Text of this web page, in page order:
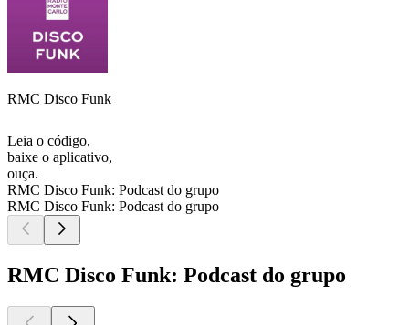
RMC Disco Funk
Leia o código,
baixe o aplicativo,
ouça.
RMC Disco Funk: Podcast do grupo
RMC Disco Funk: Podcast do grupo
RMC Disco Funk: Podcast do grupo